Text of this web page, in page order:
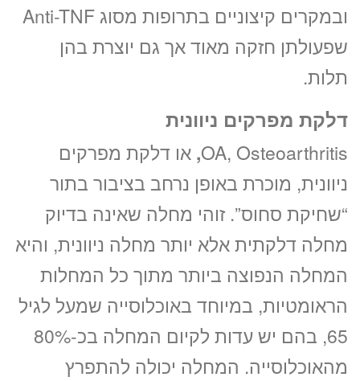
ובמקרים קיצוניים בתרופות מסוג Anti-TNF
שפעולתן חזקה מאוד אך גם יוצרת בהן
תלות.
דלקת מפרקים ניוונית
OA, Osteoarthritis
, או דלקת מפרקים
ניוונית, מוכרת באופן נרחב בציבור בתור
“שחיקת סחוס”. זוהי מחלה שאינה בדיוק
מחלה דלקתית אלא יותר מחלה ניוונית, והיא
המחלה הנפוצה ביותר מתוך כל המחלות
הראומטיות, במיוחד באוכלוסייה שמעל לגיל
65, בהם יש עדות לקיום המחלה בכ-80%
מהאוכלוסייה. המחלה יכולה להתפרץ